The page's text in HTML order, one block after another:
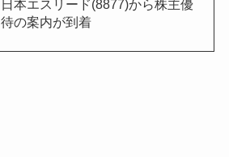
日本エスリード(8877)から株主優
待の案内が到着